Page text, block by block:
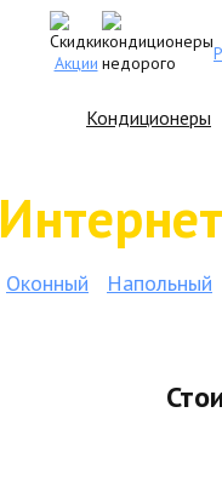
Акции
Кондиционеры
Оконный Напольный